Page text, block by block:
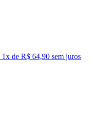
1x de R$ 64,90 sem juros